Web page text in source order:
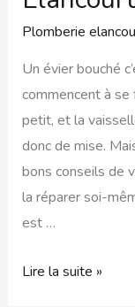
Plomberie
Un évier bouché
commencent à se
petit, et la
donc de mise.
bons conseils de
la réparer soi-
est …
Lire la suite »